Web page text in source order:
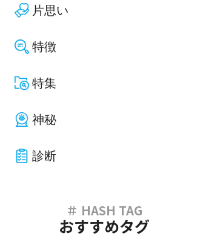
片思い
特徴
特集
神秘
診断
おすすめタグ